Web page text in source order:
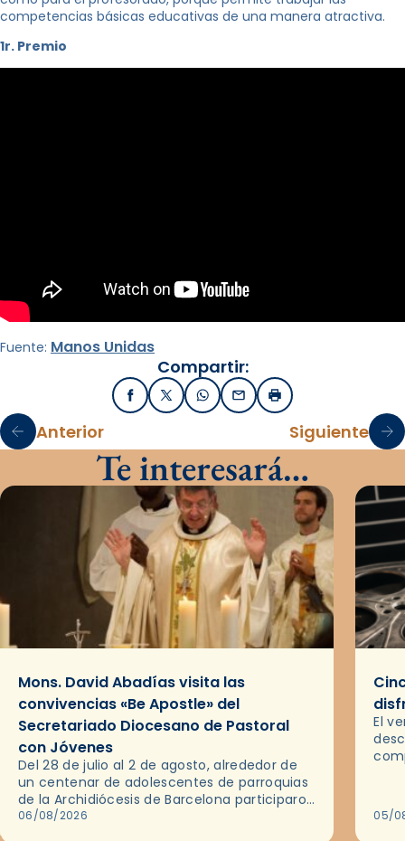
competencias básicas educativas de una manera atractiva.
1r. Premio
Fuente: Manos Unidas
Compartir:
FacebookX / TwitterWhatsApp
EmailImprimir
Anterior Siguiente
Te interesará…
Mons. David Abadías visita las
convivencias «Be Apostle» del
Secretariado Diocesano de Pastoral
con Jóvenes
Del 28 de julio al 2 de agosto, alrededor de
un centenar de adolescentes de parroquias
de la Archidiócesis de Barcelona participaron
en las convivencias Be Apostle, organizadas
06/08/2026
El
05/